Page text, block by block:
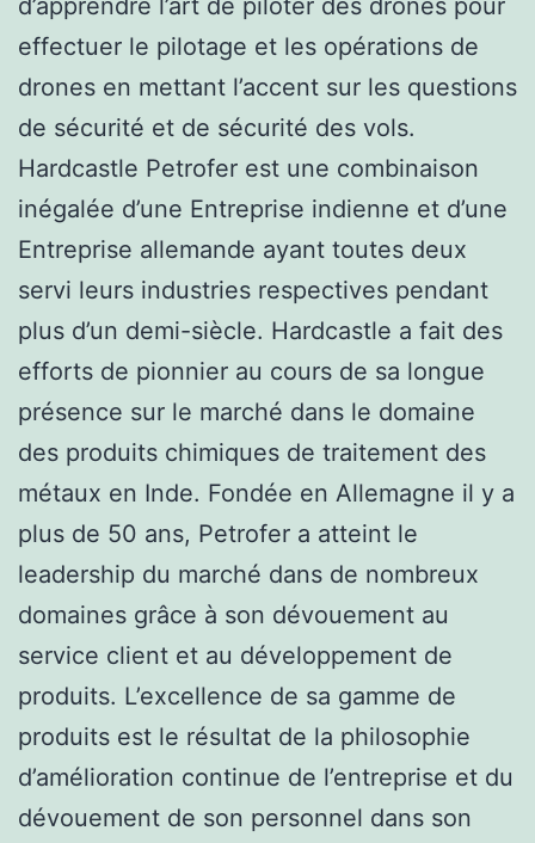
d’apprendre l’art de piloter des drones pour
effectuer le pilotage et les opérations de
drones en mettant l’accent sur les questions
de sécurité et de sécurité des vols.
Hardcastle Petrofer est une combinaison
inégalée d’une Entreprise indienne et d’une
Entreprise allemande ayant toutes deux
servi leurs industries respectives pendant
plus d’un demi-siècle. Hardcastle a fait des
efforts de pionnier au cours de sa longue
présence sur le marché dans le domaine
des produits chimiques de traitement des
métaux en Inde. Fondée en Allemagne il y a
plus de 50 ans, Petrofer a atteint le
leadership du marché dans de nombreux
domaines grâce à son dévouement au
service client et au développement de
produits. L’excellence de sa gamme de
produits est le résultat de la philosophie
d’amélioration continue de l’entreprise et du
dévouement de son personnel dans son